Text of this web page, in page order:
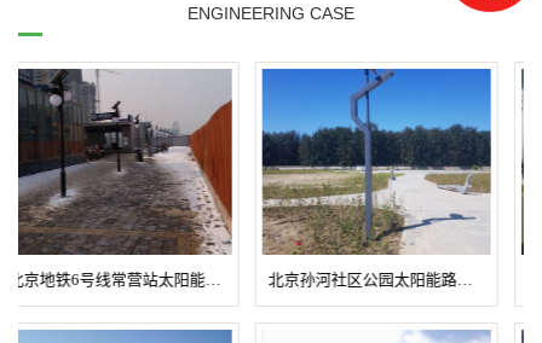
钢质灯体、整体高质量热浸镀锌
后静电喷塑处理，不生锈，耐老
光源为LED光源、节能灯。
特别说明：
#基础有本厂另外提供图纸制
作。
#安装时必须保证灯体安全接
地。
.....
*控制器：太阳能灯具专用控制
天亮灯自熄灭)
*蓄电池：全封闭免维护铅酸
（胶体）蓄电池或锂电池
12V/24Ah～100Ah(根据负载配
置)
.....
ENGINEERING CASE
立即咨询+ 立即咨询+
北京门头沟物联网
LED路灯工程
查看更多+
立即咨询+
北京门头沟LED路
灯工程
北京天宝良业—北京门头
沟LED路灯工程
查看更多+
立即咨询+